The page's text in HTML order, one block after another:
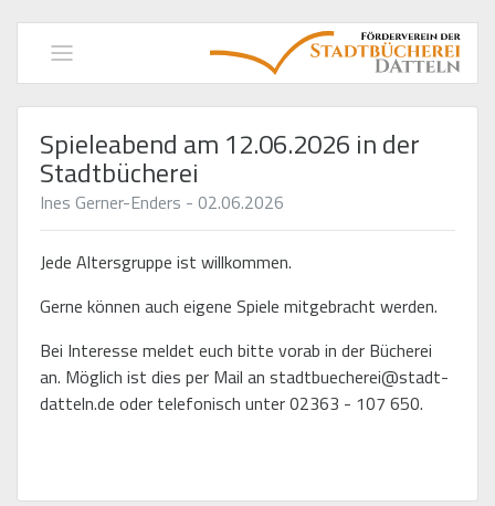
Navigation
einblenden
Spieleabend am 12.06.2026 in der
Stadtbücherei
Ines Gerner-Enders - 02.06.2026
Jede Altersgruppe ist willkommen.
Gerne können auch eigene Spiele mitgebracht werden.
Bei Interesse meldet euch bitte vorab in der Bücherei
an. Möglich ist dies per Mail an stadtbuecherei@stadt-
datteln.de oder telefonisch unter 02363 - 107 650.